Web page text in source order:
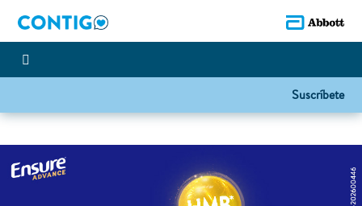
Suscríbete